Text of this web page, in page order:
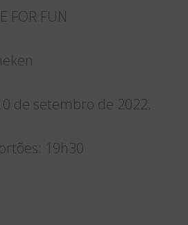
FOR FUN
de setembro de 2022.
19h30